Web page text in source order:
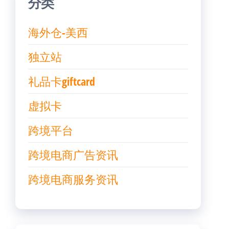
海外仓-美西
独立站
礼品卡giftcard
虚拟卡
跨境平台
跨境电商广告资讯
跨境电商服务资讯